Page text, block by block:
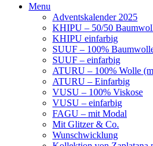
Menu
Adventskalender 2025
KHIPU – 50/50
KHIPU einfarbig
SUUF – 100%
SUUF – einfarbig
ATURU – 100% Wolle
ATURU – Einfarbig
VUSU – 100% Viskose
VUSU – einfarbig
FAGU – mit Modal
Mit Glitzer & Co.
Wunschwicklung